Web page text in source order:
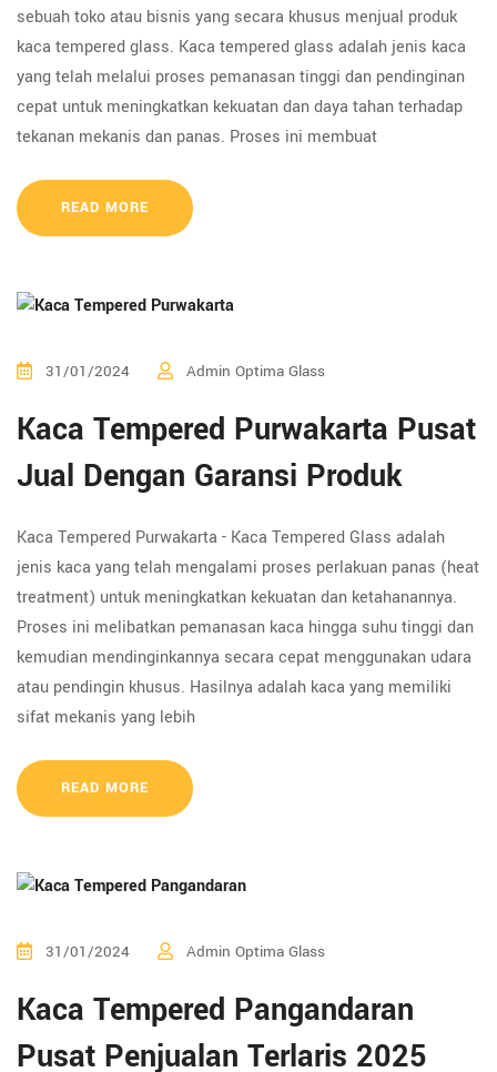
sebuah toko atau bisnis yang secara khusus menjual produk
kaca tempered glass. Kaca tempered glass adalah jenis kaca
yang telah melalui proses pemanasan tinggi dan pendinginan
cepat untuk meningkatkan kekuatan dan daya tahan terhadap
tekanan mekanis dan panas. Proses ini membuat
READ MORE
31/01/2024 Admin Optima Glass
Kaca Tempered Purwakarta Pusat
Jual Dengan Garansi Produk
Kaca Tempered Purwakarta - Kaca Tempered Glass adalah
jenis kaca yang telah mengalami proses perlakuan panas (heat
treatment) untuk meningkatkan kekuatan dan ketahanannya.
Proses ini melibatkan pemanasan kaca hingga suhu tinggi dan
kemudian mendinginkannya secara cepat menggunakan udara
atau pendingin khusus. Hasilnya adalah kaca yang memiliki
sifat mekanis yang lebih
READ MORE
31/01/2024 Admin Optima Glass
Kaca Tempered Pangandaran
Pusat Penjualan Terlaris 2025